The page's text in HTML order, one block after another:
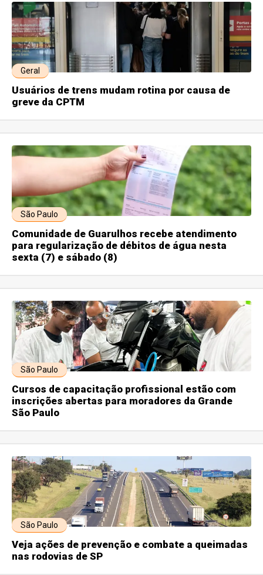
Geral
Usuários de trens mudam rotina por causa de
greve da CPTM
São Paulo
Comunidade de Guarulhos recebe atendimento
para regularização de débitos de água nesta
sexta (7) e sábado (8)
São Paulo
Cursos de capacitação profissional estão com
inscrições abertas para moradores da Grande
São Paulo
São Paulo
Veja ações de prevenção e combate a queimadas
nas rodovias de SP